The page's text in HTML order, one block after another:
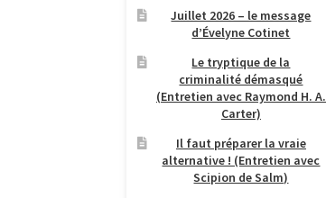
Juillet 2026 – le message
d’Évelyne Cotinet
Le tryptique de la
criminalité démasqué
(Entretien avec Raymond H. A.
Carter)
Il faut préparer la vraie
alternative ! (Entretien avec
Scipion de Salm)